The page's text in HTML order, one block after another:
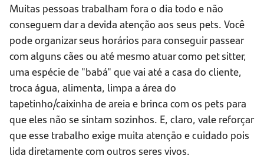
Muitas pessoas trabalham fora o dia todo e não
conseguem dar a devida atenção aos seus pets. Você
pode organizar seus horários para conseguir passear
com alguns cães ou até mesmo atuar como pet sitter,
uma espécie de "babá" que vai até a casa do cliente,
troca água, alimenta, limpa a área do
tapetinho/caixinha de areia e brinca com os pets para
que eles não se sintam sozinhos. E, claro, vale reforçar
que esse trabalho exige muita atenção e cuidado pois
lida diretamente com outros seres vivos.